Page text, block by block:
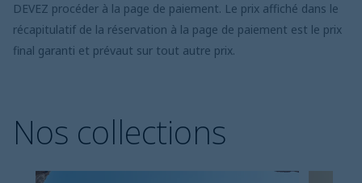
DEVEZ procéder à la page de paiement. Le prix affiché dans le
récapitulatif de la réservation à la page de paiement est le prix
final garanti et prévaut sur tout autre prix.
Nos collections